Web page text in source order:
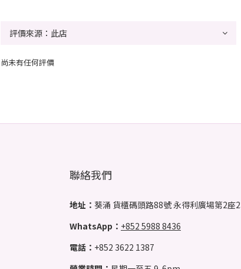
尚未有任何評價
聯絡我們
地址： 葵涌 貨櫃碼頭路88號 永得利廣場第2座
WhatsApp： +852 5988 8436
電話： +852 3622 1387